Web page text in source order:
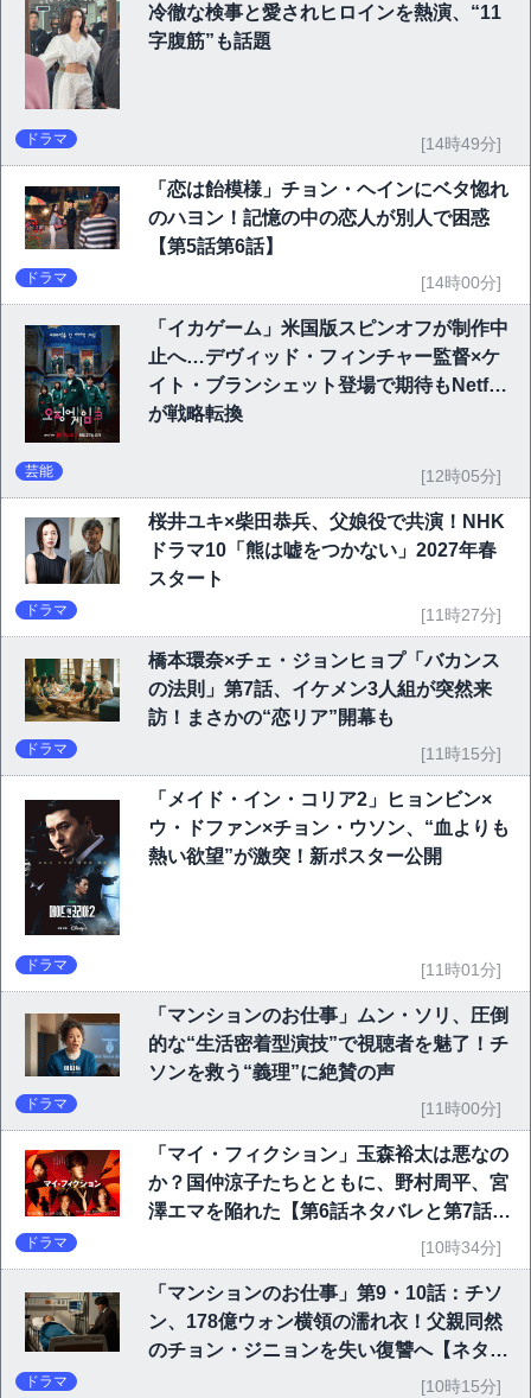
冷徹な検事と愛されヒロインを熱演、“11
字腹筋”も話題
ドラマ [14時49分]
「恋は飴模様」チョン・ヘインにベタ惚れ
のハヨン！記憶の中の恋人が別人で困惑
【第5話第6話】
ドラマ [14時00分]
「イカゲーム」米国版スピンオフが制作中
止へ…デヴィッド・フィンチャー監督×ケ
イト・ブランシェット登場で期待もNetflix
が戦略転換
芸能 [12時05分]
桜井ユキ×柴田恭兵、父娘役で共演！NHK
ドラマ10「熊は嘘をつかない」2027年春
スタート
ドラマ [11時27分]
橋本環奈×チェ・ジョンヒョプ「バカンス
の法則」第7話、イケメン3人組が突然来
訪！まさかの“恋リア”開幕も
ドラマ [11時15分]
「メイド・イン・コリア2」ヒョンビン×
ウ・ドファン×チョン・ウソン、“血よりも
熱い欲望”が激突！新ポスター公開
ドラマ [11時01分]
「マンションのお仕事」ムン・ソリ、圧倒
的な“生活密着型演技”で視聴者を魅了！チ
ソンを救う“義理”に絶賛の声
ドラマ [11時00分]
「マイ・フィクション」玉森裕太は悪なの
か？国仲涼子たちとともに、野村周平、宮
澤エマを陥れた【第6話ネタバレと第7話予
ドラマ [10時34分]
「マンションのお仕事」第9・10話：チソ
ン、178億ウォン横領の濡れ衣！父親同然
のチョン・ジニョンを失い復讐へ【ネタバ
ドラマ [10時15分]